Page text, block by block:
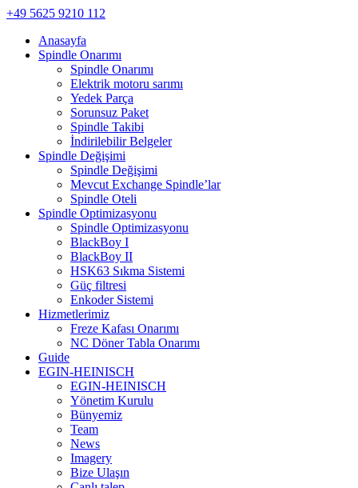
+49 5625 9210 112
Anasayfa
Spindle Onarımı
Spindle Onarımı
Elektrik motoru sarımı
Yedek Parça
Sorunsuz Paket
Spindle Takibi
İndirilebilir Belgeler
Spindle Değişimi
Spindle Değişimi
Mevcut Exchange Spindle’lar
Spindle Oteli
Spindle Optimizasyonu
Spindle Optimizasyonu
BlackBoy I
BlackBoy II
HSK63 Sıkma Sistemi
Güç filtresi
Enkoder Sistemi
Hizmetlerimiz
Freze Kafası Onarımı
NC Döner Tabla Onarımı
Guide
EGIN-HEINISCH
EGIN-HEINISCH
Yönetim Kurulu
Bünyemiz
Team
News
Imagery
Bize Ulaşın